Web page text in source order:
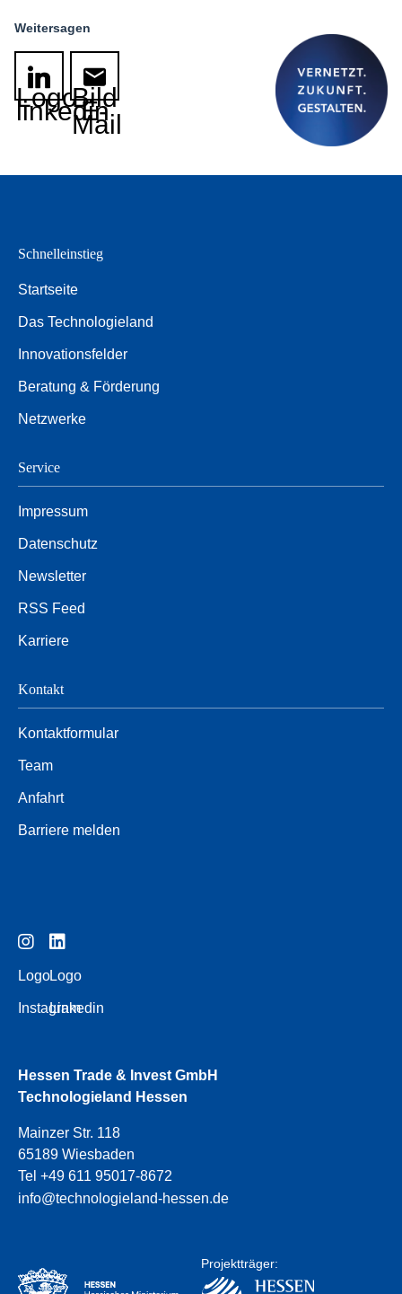
Weitersagen
Logo
linkedin
Bild
E-
Mail
Schnelleinstieg
Startseite
Das Technologieland
Innovationsfelder
Beratung & Förderung
Netzwerke
Service
Impressum
Datenschutz
Newsletter
RSS Feed
Karriere
Kontakt
Kontaktformular
Team
Anfahrt
Barriere melden
Logo
Instagram
Logo
Linkedin
Hessen Trade & Invest GmbH
Technologieland Hessen
Mainzer Str. 118
65189 Wiesbaden
Tel +49 611 95017-8672
info@technologieland-hessen.de
Projektträger: